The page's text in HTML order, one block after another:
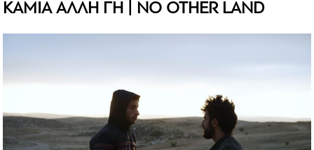
ΚΑΜΙΑ ΑΛΛΗ ΓΗ | NO OTHER LAND